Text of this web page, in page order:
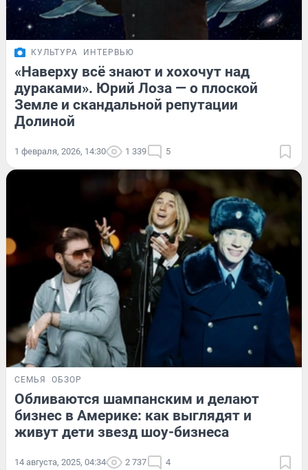
КУЛЬТУРА ИНТЕРВЬЮ
«Наверху всё знают и хохочут над
дураками». Юрий Лоза — о плоской
Земле и скандальной репутации
Долиной
1 февраля, 2026, 14:30 1 339 5
СЕМЬЯ ОБЗОР
Обливаются шампанским и делают
бизнес в Америке: как выглядят и
живут дети звезд шоу-бизнеса
14 августа, 2025, 04:34 2 737 4